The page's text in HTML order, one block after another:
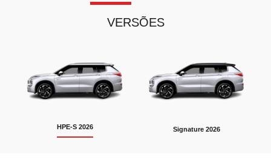
VERSÕES
HPE-S 2026 Signature 2026